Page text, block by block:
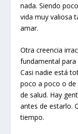
nada. Siendo
vida muy valiosa
amar.
Otra creencia
fundamental para
Casi nadie está
poco a poco o de
de salud. Hay
antes de estarlo.
tiempo.